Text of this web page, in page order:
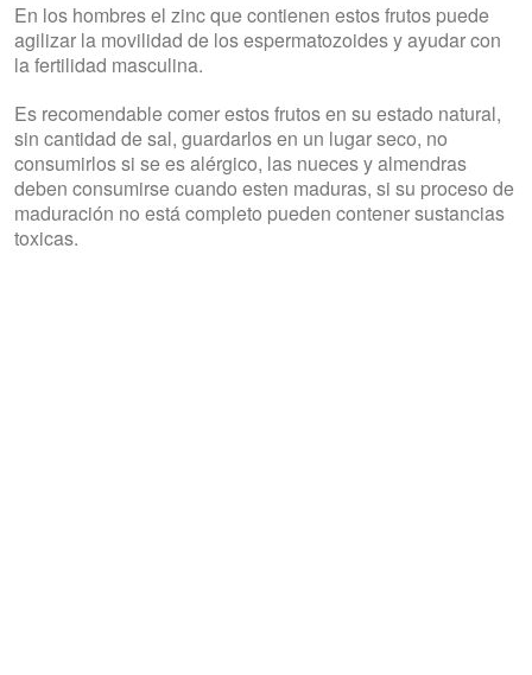
En los hombres el zinc que contienen estos frutos puede
agilizar la movilidad de los espermatozoides y ayudar con
la fertilidad masculina.
Es recomendable comer estos frutos en su estado natural,
sin cantidad de sal, guardarlos en un lugar seco, no
consumirlos si se es alérgico, las nueces y almendras
deben consumirse cuando esten maduras, si su proceso de
maduración no está completo pueden contener sustancias
toxicas.